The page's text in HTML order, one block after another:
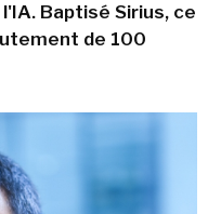
Baptisé Sirius, ce
de 100